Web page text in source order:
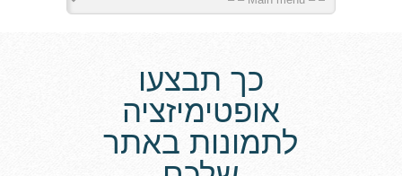
כך תבצעו
אופטימיזציה
לתמונות באתר